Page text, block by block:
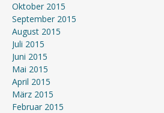
Oktober 2015
September 2015
August 2015
Juli 2015
Juni 2015
Mai 2015
April 2015
März 2015
Februar 2015